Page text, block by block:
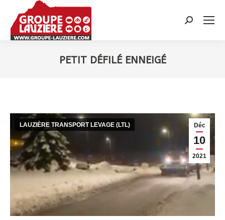
Recherche
PETIT DÉFILÉ ENNEIGÉ
Déc
10
2021
LAUZIÈRE TRANSPORT LEVAGE (LTL)